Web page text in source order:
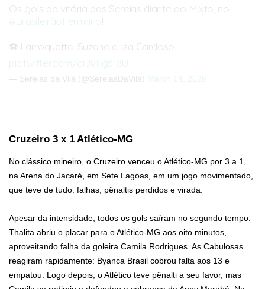
Os gols da vitória das Sereias diante do Mixto, no
#BrasileirãoFeminino !
⚽️ Larroquette, Suzane e Isa Cardoso
pic.twitter.com/cIJvFg318U
— Sereias da Vila (@SereiasDaVila) March 14, 2026
Cruzeiro 3 x 1 Atlético-MG
No clássico mineiro, o Cruzeiro venceu o Atlético-MG por 3 a 1,
na Arena do Jacaré, em Sete Lagoas, em um jogo movimentado,
que teve de tudo: falhas, pênaltis perdidos e virada.
Apesar da intensidade, todos os gols saíram no segundo tempo.
Thalita abriu o placar para o Atlético-MG aos oito minutos,
aproveitando falha da goleira Camila Rodrigues. As Cabulosas
reagiram rapidamente: Byanca Brasil cobrou falta aos 13 e
empatou. Logo depois, o Atlético teve pênalti a seu favor, mas